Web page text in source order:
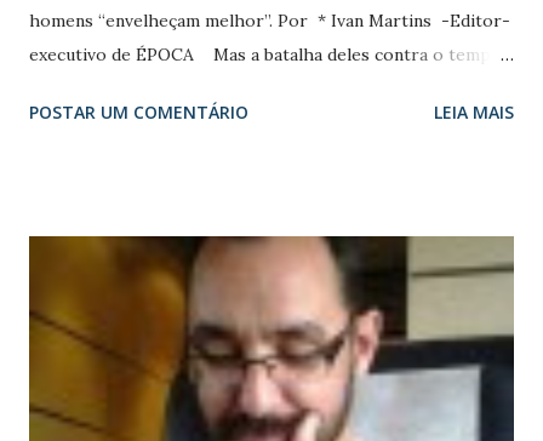
homens “envelheçam melhor”. Por * Ivan Martins -Editor-
executivo de ÉPOCA Mas a batalha deles contra o tempo
brancos, para as rugas ao redor dos nossos olhos, e
a ficar grisalho e que só enxerga as rugas ao redor dos
próprios olhos quando põe óculos de leitura, eu gostaria
de dizer algumas coisas sobre esse assunto. A primeira é:
obrigado. Obrigado às mulheres por serem generosas e
encontrarem charme nos sinais de decadência que nos
assustam. A gente olha no espelho e fica contrariado com o
POSTAR UM COMENTÁRIO LEIA MAIS